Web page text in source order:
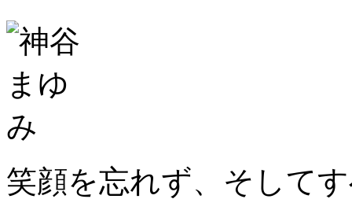
笑顔を忘れず、そして